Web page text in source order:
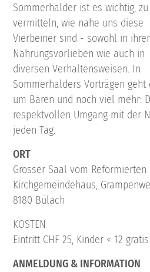
Sommerhalder ist es wichtig, zu
vermitteln, wie nahe uns diese
Vierbeiner sind - sowohl in
Nahrungsvorlieben wie auch in
diversen Verhaltensweisen. In
Sommerhalders Vorträgen geht
um Bären und noch viel mehr:
respektvollen Umgang mit der
jeden Tag.
ORT
Grosser Saal vom Reformierten
Kirchgemeindehaus,
8180 Bülach
KOSTEN
Eintritt CHF 25, Kinder < 12 gratis
ANMELDUNG & INFORMATION